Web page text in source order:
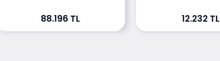
88.196 TL 12.232 TL